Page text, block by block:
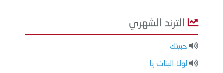
الترند الشهري
حبيتك
لولا البنات يا